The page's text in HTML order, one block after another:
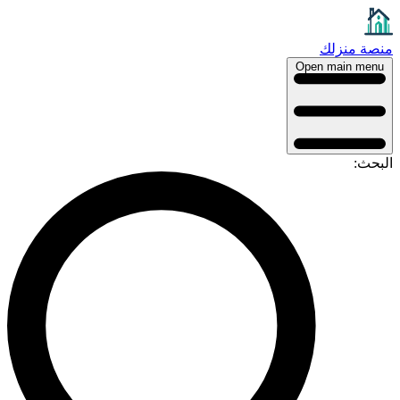
منصة منزلك
Open main menu
البحث: